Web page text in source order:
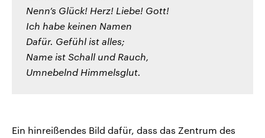
Nenn’s Glück! Herz! Liebe! Gott!
Ich habe keinen Namen
Dafür. Gefühl ist alles;
Name ist Schall und Rauch,
Umnebelnd Himmelsglut.
Ein hinreißendes Bild dafür, dass das Zentrum des